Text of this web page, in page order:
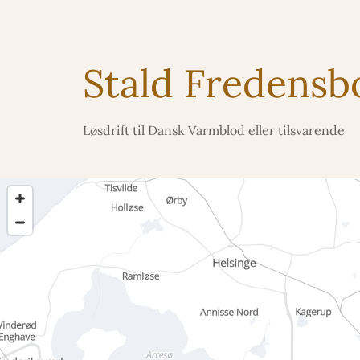
Stald
Løsdrift til Dansk Varmblod eller tilsvarende